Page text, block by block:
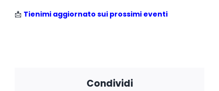
📩 Tienimi aggiornato sui prossimi eventi
Condividi